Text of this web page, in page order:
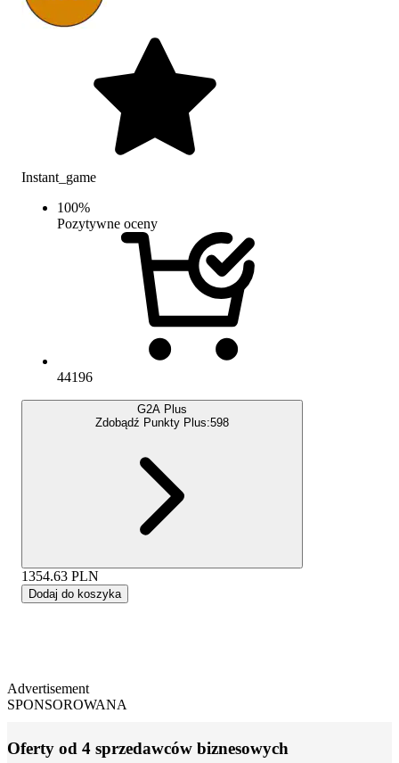
Instant_game
100%
Pozytywne oceny
44196
G2A Plus
Zdobądź Punkty Plus:598
1354.63 PLN
Dodaj do koszyka
Advertisement
SPONSOROWANA
Oferty od 4 sprzedawców biznesowych